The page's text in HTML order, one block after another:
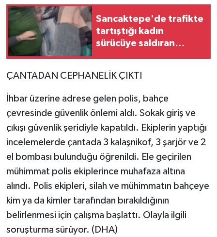
Sancaktepe'de trafikte
tartıştığı kadın
sürücüye saldıran
ÇANTADAN CEPHANELİK ÇIKTI
İhbar üzerine adrese gelen polis, bahçe
çevresinde güvenlik önlemi aldı. Sokak giriş ve
çıkışı güvenlik şeridiyle kapatıldı. Ekiplerin yaptığı
incelemelerde çantada 3 kalaşnikof, 3 şarjör ve 2
el bombası bulunduğu öğrenildi. Ele geçirilen
mühimmat polis ekiplerince muhafaza altına
alındı. Polis ekipleri, silah ve mühimmatın bahçeye
kim ya da kimler tarafından bırakıldığının
belirlenmesi için çalışma başlattı. Olayla ilgili
soruşturma sürüyor. (DHA)